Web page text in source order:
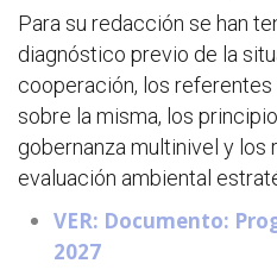
Para su redacción se han
diagnóstico previo de la
cooperación, los
sobre la misma, los
gobernanza multinivel y los
evaluación ambiental
VER: Documento:
2027